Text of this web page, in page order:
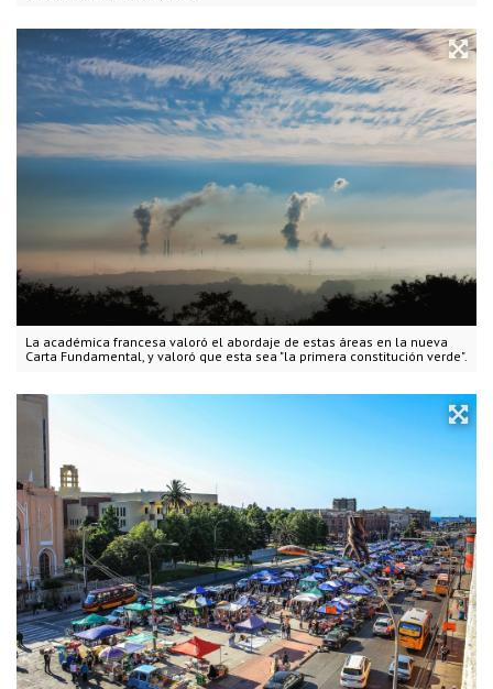
La académica francesa valoró el abordaje de estas áreas en la nueva
Carta Fundamental, y valoró que esta sea "la primera constitución verde".